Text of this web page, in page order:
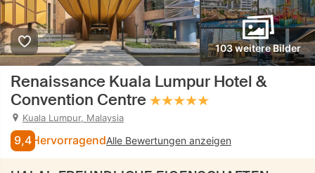
103 weitere Bilder
Renaissance Kuala Lumpur Hotel &
Convention Centre
Kuala Lumpur, Malaysia
9,4 HervorragendAlle Bewertungen anzeigen